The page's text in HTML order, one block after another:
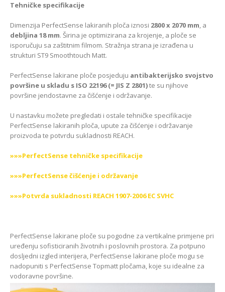
Tehničke specifikacije
Dimenzija PerfectSense lakiranih ploča iznosi 2800 x 2070 mm, a
debljina 18 mm. Širina je optimizirana za krojenje, a ploče se
isporučuju sa zaštitnim filmom. Stražnja strana je izrađena u
strukturi ST9 Smoothtouch Matt.
PerfectSense lakirane ploče posjeduju antibakterijsko svojstvo
površine u skladu s ISO 22196 (= JIS Z 2801)te su njihove
površine jendostavne za čišćenje i održavanje.
U nastavku možete pregledati i ostale tehničke specifikacije
PerfectSense lakiranih ploča, upute za čišćenje i održavanje
proizvoda te potvrdu sukladnosti REACH.
»»»PerfectSense tehničke specifikacije
»»»PerfectSense čišćenje i održavanje
»»»Potvrda sukladnosti REACH 1907-2006 EC SVHC
PerfectSense lakirane ploče su pogodne za vertikalne primjene pri
uređenju sofisticiranih životnih i poslovnih prostora. Za potpuno
dosljedni izgled interijera, PerfectSense lakirane ploče mogu se
nadopuniti s PerfectSense Topmatt pločama, koje su idealne za
vodoravne površine.